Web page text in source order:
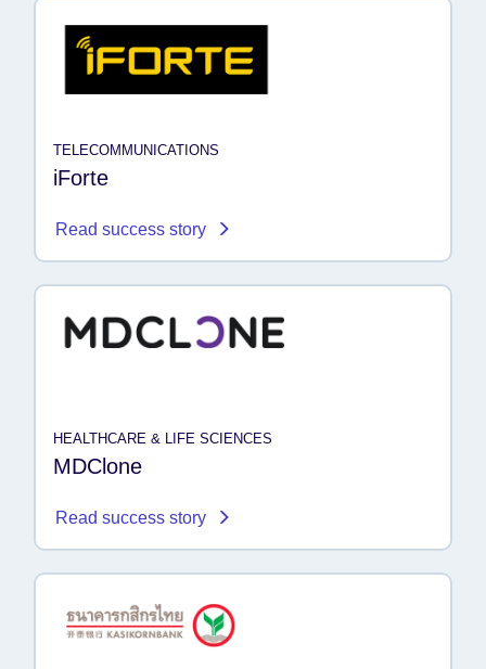
TELECOMMUNICATIONS
iForte
Read success story
HEALTHCARE & LIFE SCIENCES
MDClone
Read success story